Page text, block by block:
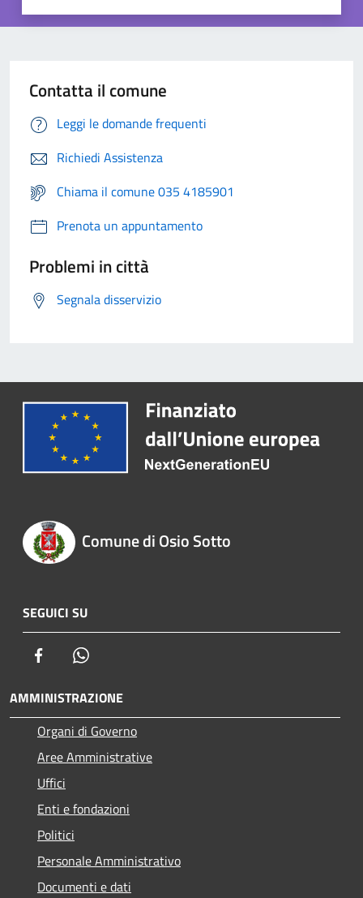
Contatta il comune
Leggi le domande frequenti
Richiedi Assistenza
Chiama il comune 035 4185901
Prenota un appuntamento
Problemi in città
Segnala disservizio
Comune di Osio Sotto
SEGUICI SU
Facebook
AMMINISTRAZIONE
Organi di Governo
Aree Amministrative
Uffici
Enti e fondazioni
Politici
Personale Amministrativo
Documenti e dati